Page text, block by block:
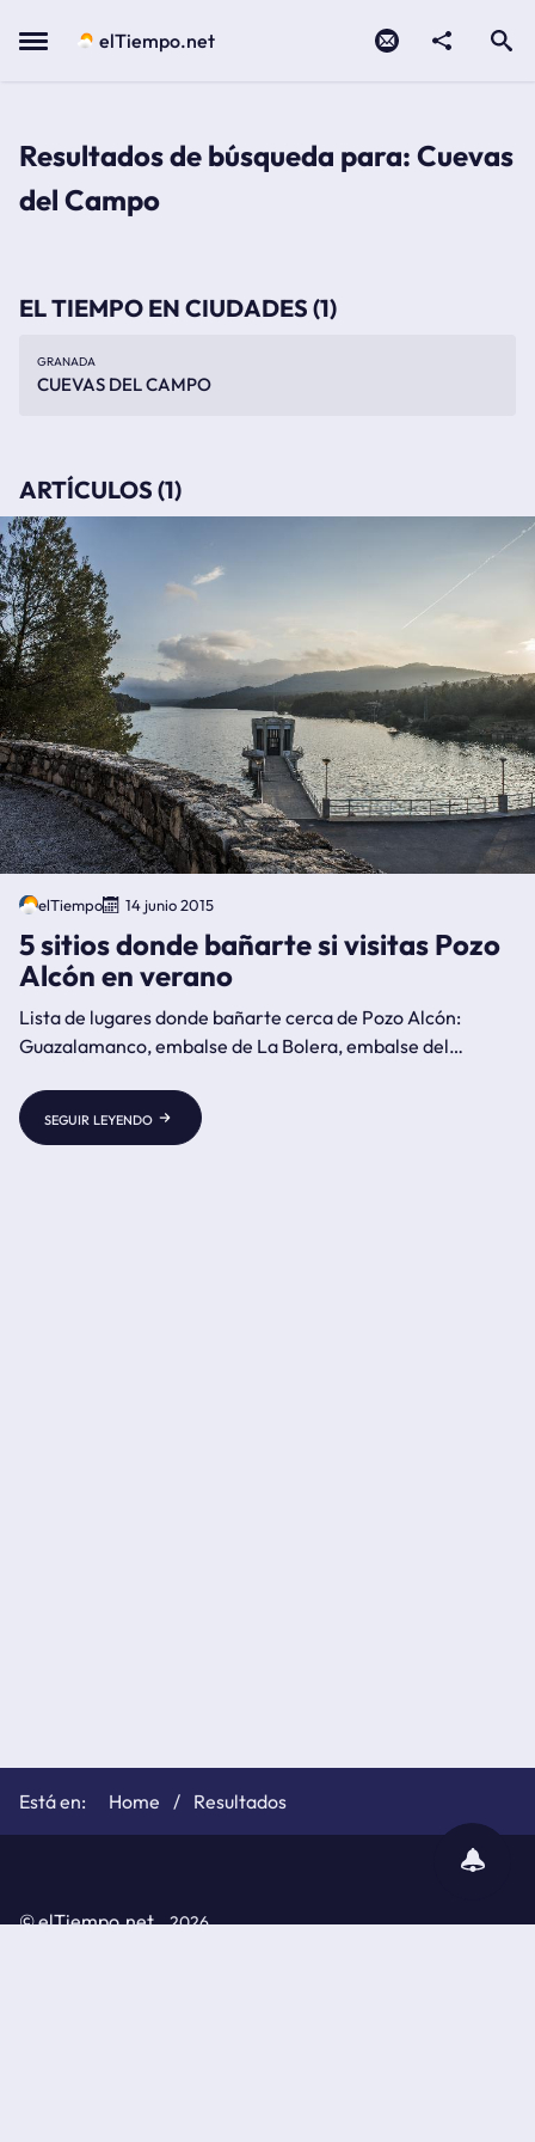
Menu elTiempo.net
Resultados de búsqueda para: Cuevas
del Campo
EL TIEMPO EN CIUDADES (1)
GRANADA
CUEVAS DEL CAMPO
ARTÍCULOS (1)
elTiempo 14 junio 2015
5 sitios donde bañarte si visitas Pozo
Alcón en verano
Lista de lugares donde bañarte cerca de Pozo Alcón:
Guazalamanco, embalse de La Bolera, embalse del
son algunos ejemplos de lugares donde darse un chapuzón
ahora que llega el verano.
seguir leyendo
5 sitios donde bañarte si visitas pozo alcón en verano
subscribir
notificaciones
Home Resultados
©elTiempo.net 2026